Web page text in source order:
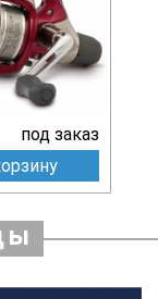
под заказ